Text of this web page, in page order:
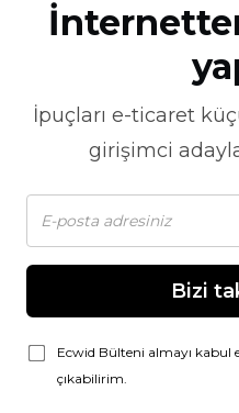
İpuçları e-ticaret
girişimci
Bizi
Ecwid Bülteni almayı kabul
çıkabilirim.